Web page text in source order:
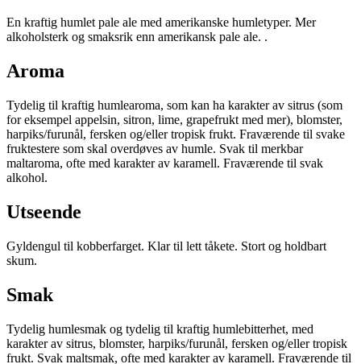
En kraftig humlet pale ale med amerikanske humletyper. Mer
alkoholsterk og smaksrik enn amerikansk pale ale. .
Aroma
Tydelig til kraftig humlearoma, som kan ha karakter av sitrus (som
for eksempel appelsin, sitron, lime, grapefrukt med mer), blomster,
harpiks/furunål, fersken og/eller tropisk frukt. Fraværende til svake
fruktestere som skal overdøves av humle. Svak til merkbar
maltaroma, ofte med karakter av karamell. Fraværende til svak
alkohol.
Utseende
Gyldengul til kobberfarget. Klar til lett tåkete. Stort og holdbart
skum.
Smak
Tydelig humlesmak og tydelig til kraftig humlebitterhet, med
karakter av sitrus, blomster, harpiks/furunål, fersken og/eller tropisk
frukt. Svak maltsmak, ofte med karakter av karamell. Fraværende til